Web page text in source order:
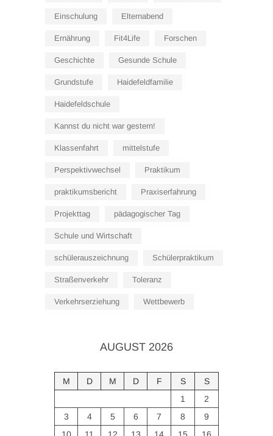
Einschulung Elternabend
Ernährung Fit4Life Forschen
Geschichte Gesunde Schule
Grundstufe Haidefeldfamilie
Haidefeldschule
Kannst du nicht war gestern!
Klassenfahrt mittelstufe
Perspektivwechsel Praktikum
praktikumsbericht Praxiserfahrung
Projekttag pädagogischer Tag
Schule und Wirtschaft
schülerauszeichnung Schülerpraktikum
Straßenverkehr Toleranz
Verkehrserziehung Wettbewerb
AUGUST 2026
M D M D F S
S
1
2
3
4 5 6 7 8
9